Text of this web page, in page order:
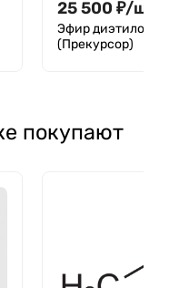
25 500 ₽/шт.
Эфир
(Прекурсор)
покупают